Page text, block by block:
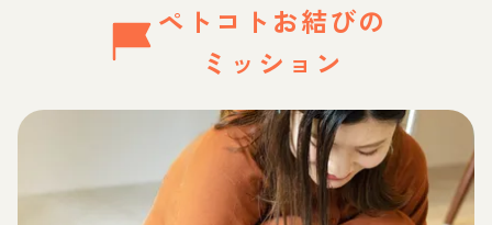
ペトコトお結びの
ミッション